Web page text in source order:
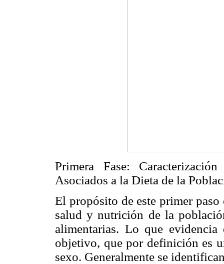
Primera Fase:
Asociados a la Dieta de la
El propósito de este primer
salud y nutrición de la
alimentarias. Lo que
objetivo, que por definición es
sexo. Generalmente se